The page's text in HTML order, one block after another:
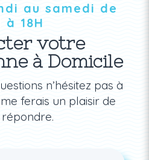
au samedi de
à 18H
votre
à Domicile
n’hésitez pas à
ferais un plaisir de